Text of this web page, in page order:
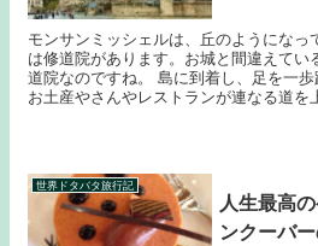
モンサンミッシェルは、丘のようになっ
は修道院があります。お城と間違えて
道院なのですね。 島に到着し、足を一
お土産やさんやレストランが連なる道を
世界ドタバタ旅行記
人生最高
ンクーバ